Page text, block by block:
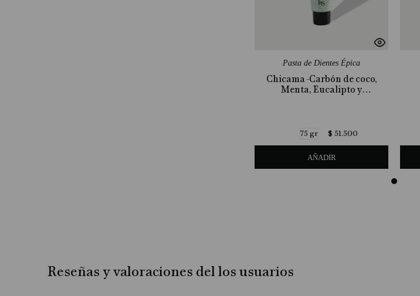
Pasta de Dientes Épica
Chicama -Carbón de coco,
Menta, Eucalipto y
75 gr $ 51.500
AÑADIR
Reseñas y valoraciones del los usuarios